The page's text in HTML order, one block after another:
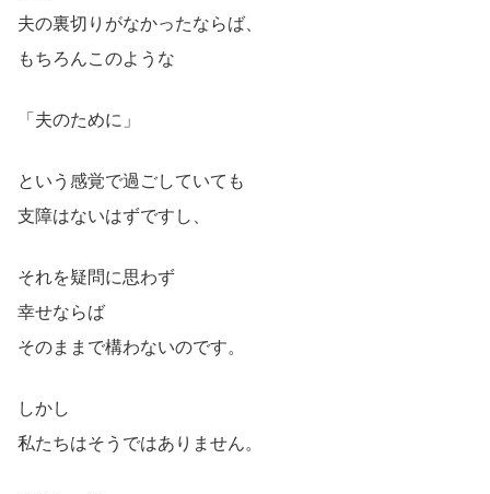
夫の裏切りがなかったならば、
もちろんこのような
「夫のために」
という感覚で過ごしていても
支障はないはずですし、
それを疑問に思わず
幸せならば
そのままで構わないのです。
しかし
私たちはそうではありません。